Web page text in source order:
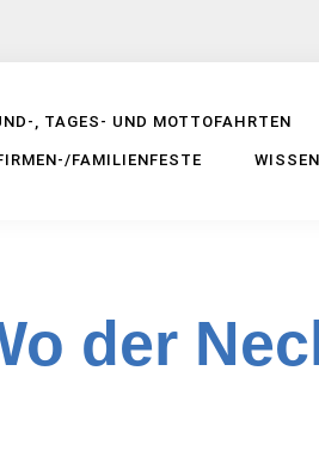
, TAGES- UND MOTTOFAHRTEN
FAMILIENFESTE
der